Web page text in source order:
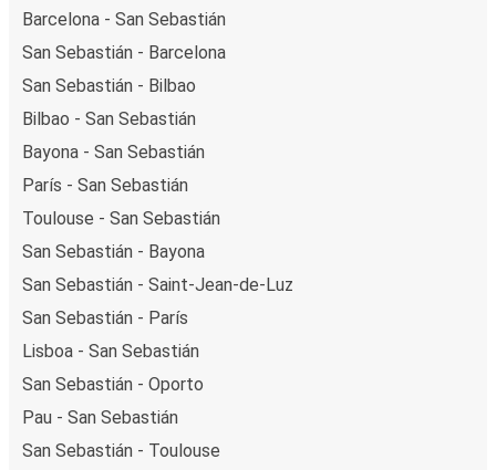
Barcelona - San Sebastián
San Sebastián - Barcelona
San Sebastián - Bilbao
Bilbao - San Sebastián
Bayona - San Sebastián
París - San Sebastián
Toulouse - San Sebastián
San Sebastián - Bayona
San Sebastián - Saint-Jean-de-Luz
San Sebastián - París
Lisboa - San Sebastián
San Sebastián - Oporto
Pau - San Sebastián
San Sebastián - Toulouse